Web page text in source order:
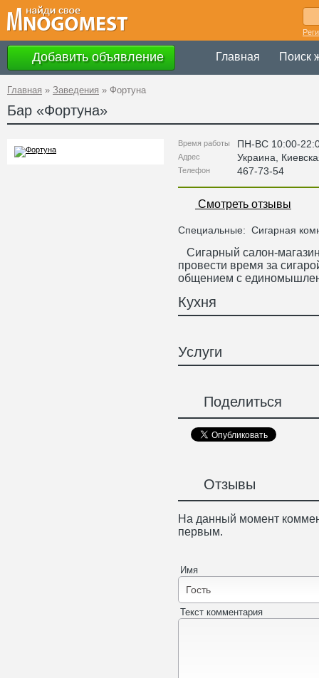
Добавить объявление Главная Поиск
Главная » Заведения » Фортуна
Бар «Фортуна»
Время работы ПН-ВС 10:00-
Адрес Украина
Телефон 467-73-54
Смотреть отзывы
Специальные: Сигарная
Сигарный салон-
провести время за
общением с
Кухня
Услуги
Поделиться
Отзывы
На данный момент
первым.
Имя
Текст комментария